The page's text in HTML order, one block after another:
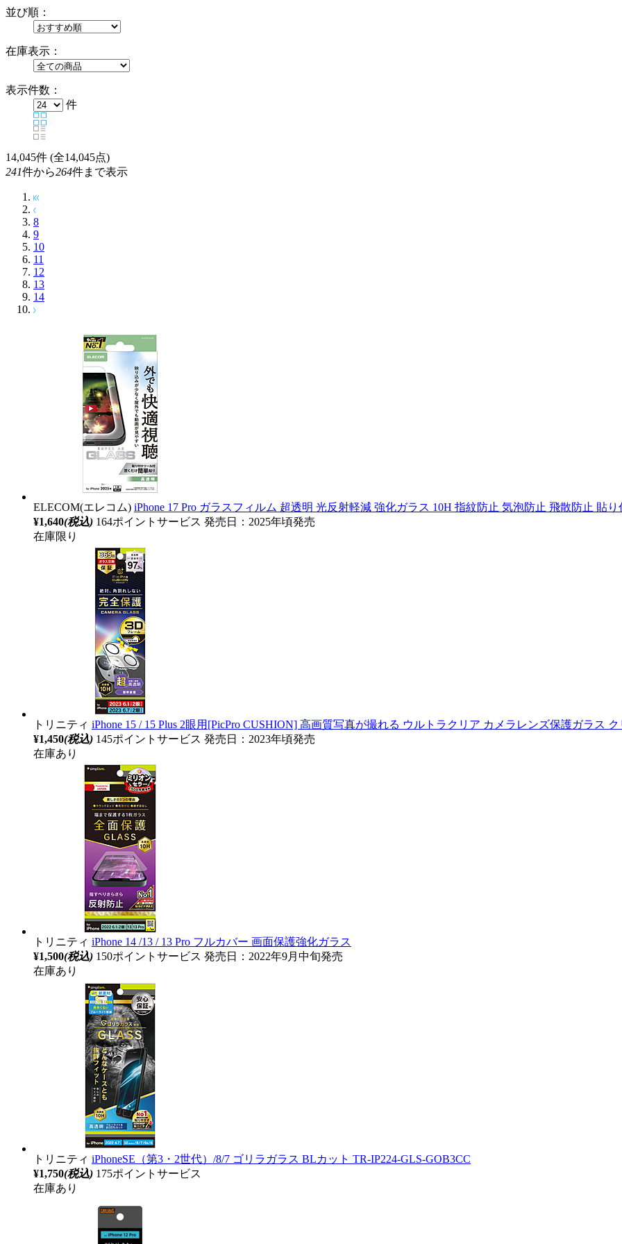
並び順：
在庫表示：
表示件数：
件
14,045件 (全14,045点)
241件から264件まで表示
8
9
10
11
12
13
14
ELECOM(エレコム) iPhone 17 Pro ガラスフィルム 超透明 光反射軽減 強化ガラス 10H 指紋防止 気泡防止 飛散防止 貼
¥1,640(税込) 164ポイントサービス 発売日：2025年頃発売
在庫限り
トリニティ iPhone 15 / 15 Plus 2眼用[PicPro CUSHION] 高画質写真が撮れる ウルトラクリア カメラレンズ保護ガラス
¥1,450(税込) 145ポイントサービス 発売日：2023年頃発売
在庫あり
トリニティ iPhone 14 /13 / 13 Pro フルカバー 画面保護強化ガラス
¥1,500(税込) 150ポイントサービス 発売日：2022年9月中旬発売
在庫あり
トリニティ iPhoneSE（第3・2世代）/8/7 ゴリラガラス BLカット TR-IP224-GLS-GOB3CC
¥1,750(税込) 175ポイントサービス
在庫あり